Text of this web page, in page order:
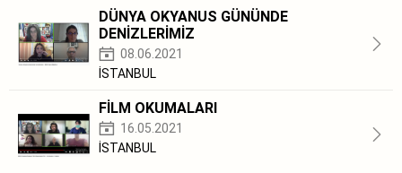
DÜNYA OKYANUS GÜNÜNDE
DENİZLERİMİZ
08.06.2021
İSTANBUL
FİLM OKUMALARI
16.05.2021
İSTANBUL